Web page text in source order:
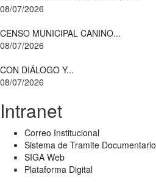
08/07/2026
CENSO MUNICIPAL CANINO...
08/07/2026
CON DIÁLOGO Y...
08/07/2026
Intranet
Correo Institucional
Sistema de Tramite Documentario
SIGA Web
Plataforma Digital